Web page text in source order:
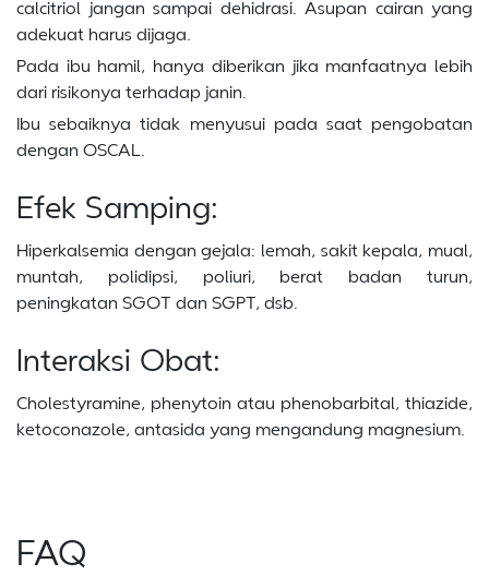
calcitriol jangan sampai dehidrasi. Asupan cairan yang
adekuat harus dijaga.
Pada ibu hamil, hanya diberikan jika manfaatnya lebih
dari risikonya terhadap janin.
Ibu sebaiknya tidak menyusui pada saat pengobatan
dengan OSCAL.
Efek Samping:
Hiperkalsemia dengan gejala: lemah, sakit kepala, mual,
muntah, polidipsi, poliuri, berat badan turun,
peningkatan SGOT dan SGPT, dsb.
Interaksi Obat:
Cholestyramine, phenytoin atau phenobarbital, thiazide,
ketoconazole, antasida yang mengandung magnesium.
FAQ